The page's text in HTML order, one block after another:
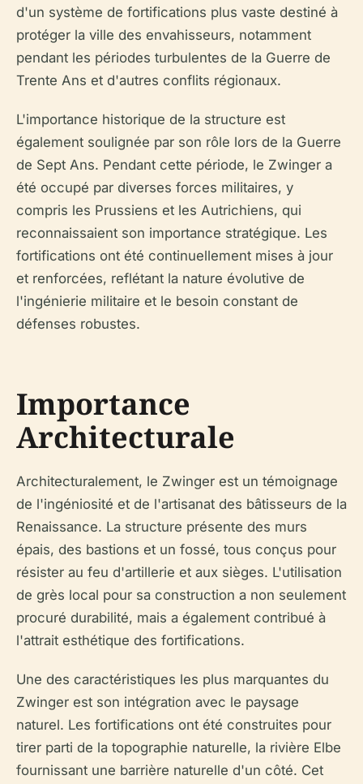
d'un système de fortifications plus vaste destiné à
protéger la ville des envahisseurs, notamment
pendant les périodes turbulentes de la Guerre de
Trente Ans et d'autres conflits régionaux.
L'importance historique de la structure est
également soulignée par son rôle lors de la Guerre
de Sept Ans. Pendant cette période, le Zwinger a
été occupé par diverses forces militaires, y
compris les Prussiens et les Autrichiens, qui
reconnaissaient son importance stratégique. Les
fortifications ont été continuellement mises à jour
et renforcées, reflétant la nature évolutive de
l'ingénierie militaire et le besoin constant de
défenses robustes.
Importance
Architecturale
Architecturalement, le Zwinger est un témoignage
de l'ingéniosité et de l'artisanat des bâtisseurs de la
Renaissance. La structure présente des murs
épais, des bastions et un fossé, tous conçus pour
résister au feu d'artillerie et aux sièges. L'utilisation
de grès local pour sa construction a non seulement
procuré durabilité, mais a également contribué à
l'attrait esthétique des fortifications.
Une des caractéristiques les plus marquantes du
Zwinger est son intégration avec le paysage
naturel. Les fortifications ont été construites pour
tirer parti de la topographie naturelle, la rivière Elbe
fournissant une barrière naturelle d'un côté. Cet